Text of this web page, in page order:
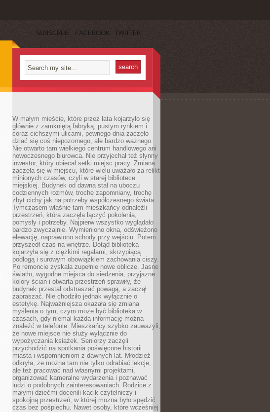
SUBSCRIBE FACEBOOK TWITTER
W małym mieście, które przez lata kojarzyło się
głównie z zamkniętą fabryką, pustym rynkiem i
coraz cichszymi ulicami, pewnego dnia zaczęło
dziać się coś niepozornego, ale bardzo ważnego.
Nie otwarto tam wielkiego centrum handlowego ani
nowoczesnego biurowca. Nie przyjechał też słynny
inwestor, który obiecał setki miejsc pracy. Zmiana
zaczęła się w miejscu, które wielu uważało za relikt
minionych czasów, czyli w starej bibliotece
miejskiej. Budynek od dawna stał na uboczu
codziennych rozmów, trochę zapomniany, trochę
zbyt cichy jak na potrzeby współczesnego świata.
Tymczasem właśnie tam mieszkańcy odnaleźli
przestrzeń, która zaczęła łączyć pokolenia,
pomysły i potrzeby. Najpierw wszystko wyglądało
bardzo zwyczajnie. Wymieniono okna, odświeżono
elewację, naprawiono schody przy wejściu. Potem
przyszedł czas na wnętrze. Dotąd biblioteka
kojarzyła się z ciężkimi regałami, skrzypiącą
podłogą i surowym obowiązkiem zachowania ciszy.
Po remoncie zyskała zupełnie nowe oblicze. Jasne
światło, wygodne miejsca do siedzenia, przyjazne
kolory ścian i otwarta przestrzeń sprawiły, że
budynek przestał odstraszać powagą, a zaczął
zapraszać. Nie chodziło jednak wyłącznie o
estetykę. Najważniejsza okazała się zmiana
myślenia o tym, czym może być biblioteka w
czasach, gdy niemal każdą informację można
znaleźć w telefonie. Mieszkańcy szybko zauważyli,
że nowe miejsce nie służy wyłącznie do
wypożyczania książek. Seniorzy zaczęli
przychodzić na spotkania poświęcone historii
miasta i wspomnieniom z dawnych lat. Młodzież
odkryła, że można tam nie tylko odrabiać lekcje,
ale też pracować nad własnymi projektami,
organizować kameralne wydarzenia i poznawać
ludzi o podobnych zainteresowaniach. Rodzice z
małymi dziećmi docenili kącik czytelniczy i
spokojną przestrzeń, w której można było spędzić
czas bez pośpiechu. Nawet osoby, które wcześniej